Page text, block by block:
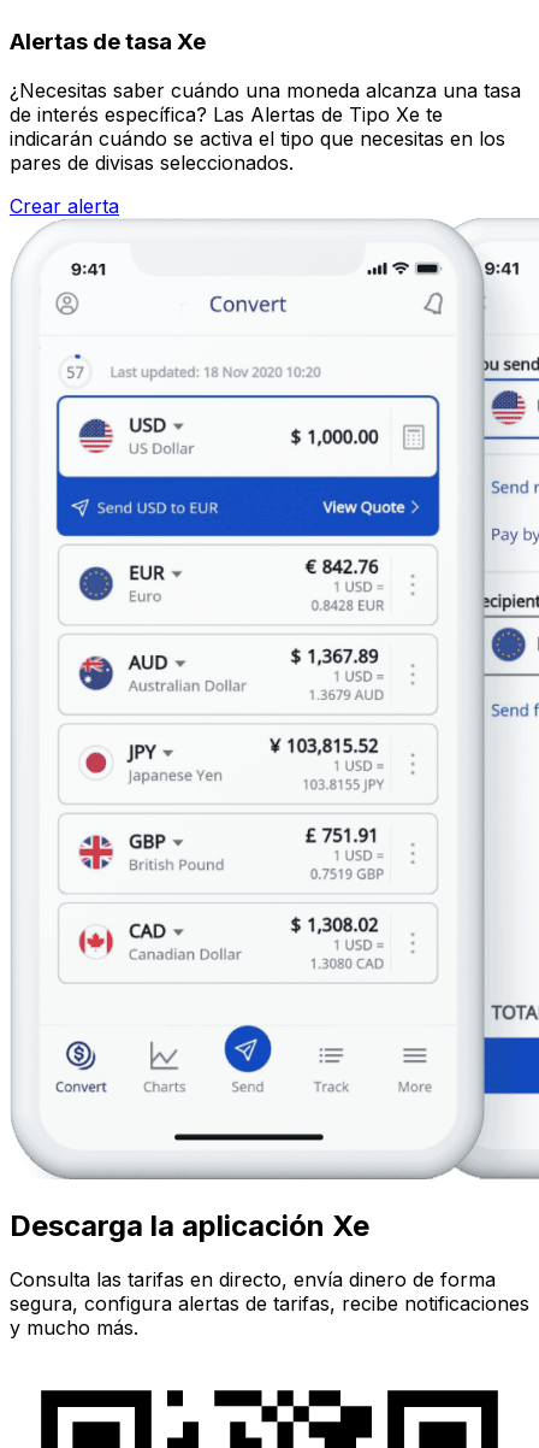
Alertas de tasa Xe
¿Necesitas saber cuándo una moneda alcanza una tasa
de interés específica? Las Alertas de Tipo Xe te
indicarán cuándo se activa el tipo que necesitas en los
pares de divisas seleccionados.
Crear alerta
Descarga la aplicación Xe
Consulta las tarifas en directo, envía dinero de forma
segura, configura alertas de tarifas, recibe notificaciones
y mucho más.